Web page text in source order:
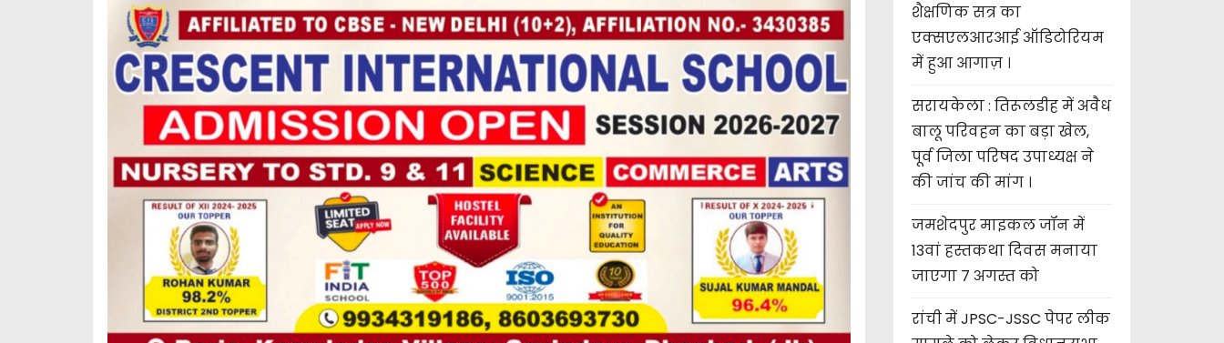
शैक्षणिक सत्र का
एक्सएलआरआई ऑडिटोरियम
में हुआ आगाज़ ।
सरायकेला : तिरूलडीह में अवैध
बालू परिवहन का बड़ा खेल,
पूर्व जिला परिषद उपाध्यक्ष ने
की जांच की मांग ।
जमशेदपुर माइकल जॉन में
13वां हस्तकथा दिवस मनाया
जाएगा 7 अगस्त को
रांची में JPSC-JSSC पेपर लीक